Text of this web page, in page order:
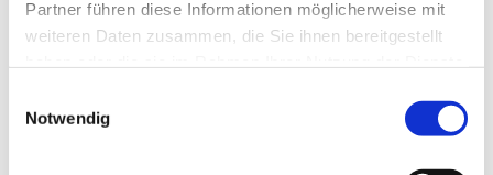
Partner führen diese Informationen möglicherweise mit
weiteren Daten zusammen, die Sie ihnen bereitgestellt
Notwendig